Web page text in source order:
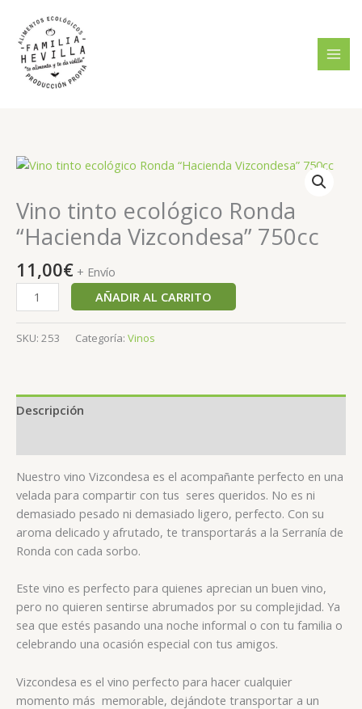
contenido
Vino tinto ecológico Ronda
“Hacienda Vizcondesa” 750cc
11,00€ + Envío
Vino
ecológico
Ronda
“Hacienda
750cc
cantidad
AÑADIR AL CARRITO
SKU: 253 Categoría: Vinos
Descripción
Nuestro vino Vizcondesa es el acompañante perfecto en una
velada para compartir con tus seres queridos. No es ni
demasiado pesado ni demasiado ligero, perfecto. Con su
aroma delicado y afrutado, te transportarás a la Serranía de
Ronda con cada sorbo.
Este vino es perfecto para quienes aprecian un buen vino,
pero no quieren sentirse abrumados por su complejidad. Ya
sea que estés pasando una noche informal o con tu familia o
celebrando una ocasión especial con tus amigos.
Vizcondesa es el vino perfecto para hacer cualquier
momento más memorable, dejándote transportar a un